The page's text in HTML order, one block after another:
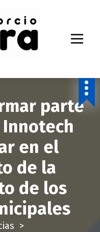
parte
en el
de la
de los
>